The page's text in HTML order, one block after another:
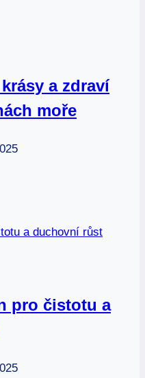
a zdraví
moře
pro čistotu a